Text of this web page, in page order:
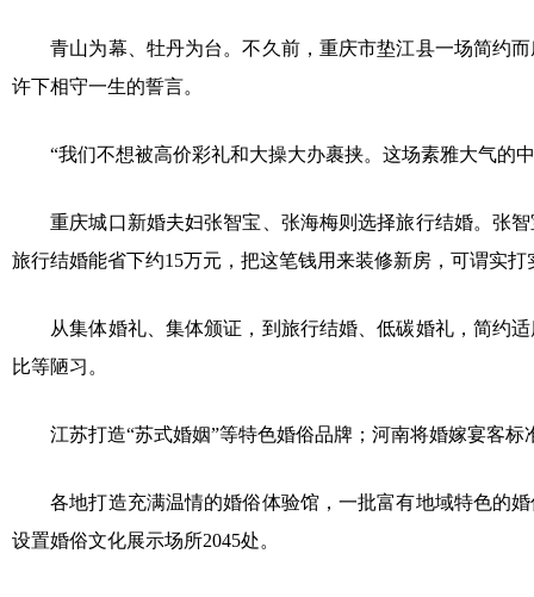
青山为幕、牡丹为台。不久前，重庆市垫江县一场简约而
许下相守一生的誓言。
“我们不想被高价彩礼和大操大办裹挟。这场素雅大气的中
重庆城口新婚夫妇张智宝、张海梅则选择旅行结婚。张智
旅行结婚能省下约15万元，把这笔钱用来装修新房，可谓实打
从集体婚礼、集体颁证，到旅行结婚、低碳婚礼，简约适
比等陋习。
江苏打造“苏式婚姻”等特色婚俗品牌；河南将婚嫁宴客标
各地打造充满温情的婚俗体验馆，一批富有地域特色的婚
设置婚俗文化展示场所2045处。